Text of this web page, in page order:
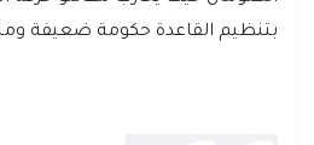
بتنظيم القاعدة حكومة ضعيفة